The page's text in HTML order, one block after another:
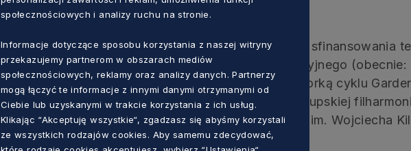
Idea cyklu
Pomysł powstał sześć lat temu dzięki możliwości sfinansowania
przedsięwzięcia ze środków budżetu partycypacyjnego (obecnie:
obywatelskiego). Pomysłodawczynią i koordynatorką cyklu
Karola jest Joanna Kubacka, która pracowała w słupskiej
realizatorem – Polska Filharmonia Sinfonia Baltica im. Wojciecha
Słupsku.
społecznościowych i analizy ruchu na stronie.
Informacje dotyczące sposobu korzystania z naszej witryny
przekazujemy partnerom w obszarach mediów
społecznościowych, reklamy oraz analizy danych. Partnerzy
mogą łączyć te informacje z innymi danymi otrzymanymi od
Ciebie lub uzyskanymi w trakcie korzystania z ich usług.
Klikając “Akceptuję wszystkie“, zgadzasz się abyśmy korzystali
ze wszystkich rodzajów cookies. Aby samemu zdecydować,